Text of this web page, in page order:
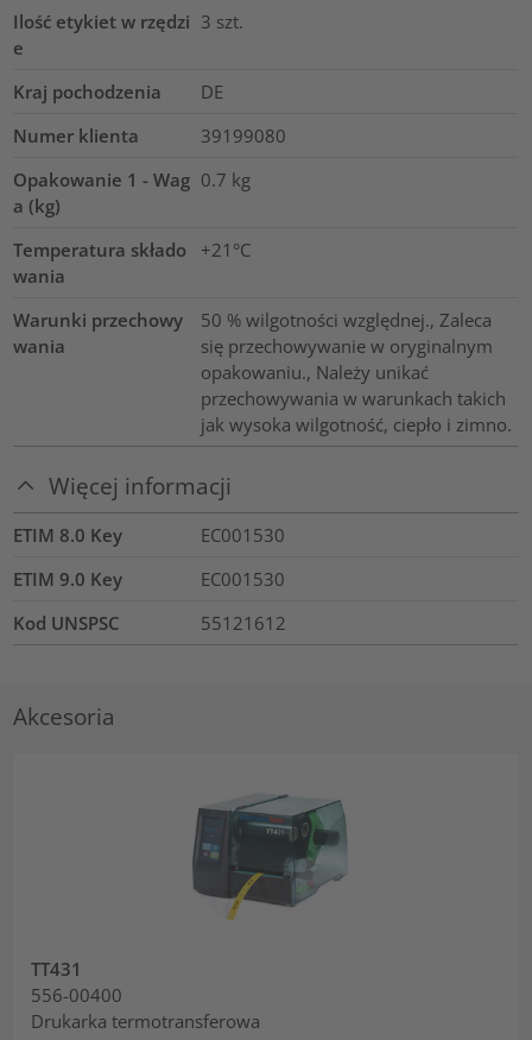
Ilość etykiet w rzędzi
e
3 szt.
Kraj pochodzenia
DE
Numer klienta
39199080
Opakowanie 1 - Wag
a (kg)
0.7 kg
Temperatura składo
wania
+21°C
Warunki przechowy
wania
50 % wilgotności względnej., Zaleca
się przechowywanie w oryginalnym
opakowaniu., Należy unikać
przechowywania w warunkach takich
jak wysoka wilgotność, ciepło i zimno.
Więcej informacji
ETIM 8.0 Key
EC001530
ETIM 9.0 Key
EC001530
Kod UNSPSC
55121612
Akcesoria
TT431
556-00400
Drukarka termotransferowa